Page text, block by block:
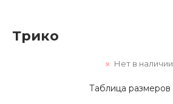
Трико
Нет в наличии
Таблица размеров